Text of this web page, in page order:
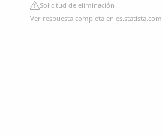
Solicitud de eliminación
Ver respuesta completa en es.statista.com